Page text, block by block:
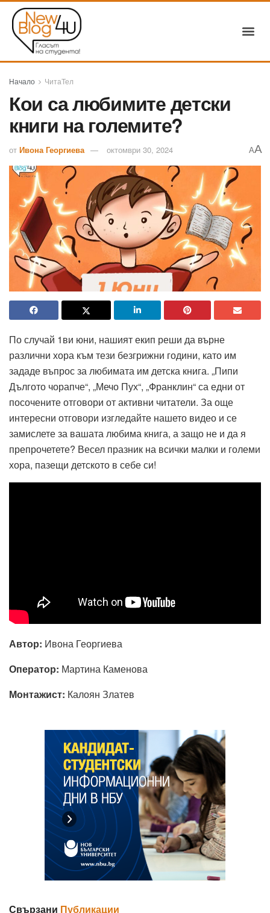
Начало ЧитаТел
Кои са любимите детски
книги на големите?
от Ивона Георгиева октомври 30, 2024 AA
По случай 1ви юни, нашият екип реши да върне
различни хора към тези безгрижни години, като им
зададе въпрос за любимата им детска книга. „Пипи
Дългото чорапче“, „Мечо Пух“, „Франклин“ са едни от
посочените отговори от активни читатели. За още
интересни отговори изгледайте нашето видео и се
замислете за вашата любима книга, а защо не и да я
препрочетете? Весел празник на всички малки и големи
хора, пазещи детското в себе си!
Автор: Ивона Георгиева
Оператор: Мартина Каменова
Монтажист: Калоян Златев
Свързани Публикации